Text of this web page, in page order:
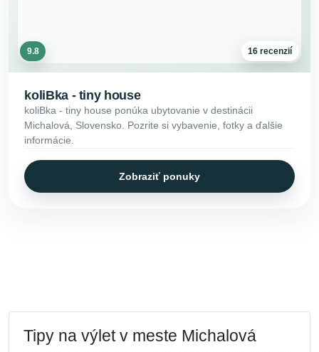
9.8 16 recenzií
koliBka - tiny house
koliBka - tiny house ponúka ubytovanie v destinácii
Michalová, Slovensko. Pozrite si vybavenie, fotky a ďalšie
informácie.
Zobraziť ponuky
Tipy na výlet v meste Michalová